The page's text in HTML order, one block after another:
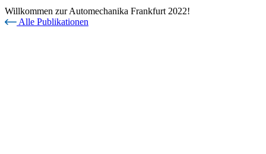
Willkommen zur Automechanika Frankfurt 2022!
Alle Publikationen